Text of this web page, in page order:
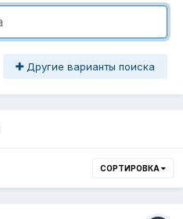
Другие варианты поиска
СОРТИРОВКА